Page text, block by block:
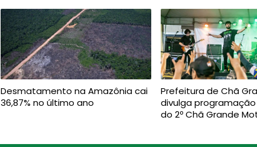
Desmatamento na Amazônia cai
36,87% no último ano
Prefeitura de Chã
divulga
do 2º Chã Grande